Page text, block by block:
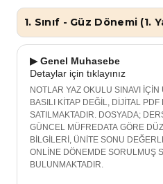
1. Sınıf - Güz Dönemi (1.
▶ Genel Muhasebe
Detaylar için tıklayınız
NOTLAR YAZ OKULU SINAVI
BASILI KİTAP DEĞİL, DİJİTAL PDF
SATILMAKTADIR. DOSYADA;
GÜNCEL MÜFREDATA GÖRE
BİLGİLERİ, ÜNİTE SONU
ONLİNE DÖNEMDE SORULMUŞ
BULUNMAKTADIR.